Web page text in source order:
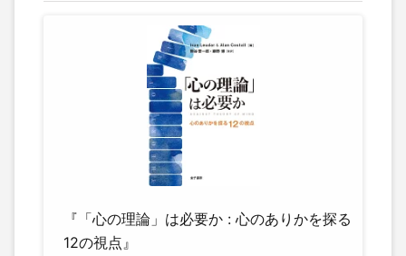
『「心の理論」は必要か : 心のありかを探る
12の視点』